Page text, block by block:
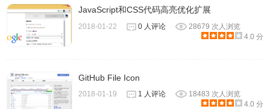
JavaScript和CSS代码高亮优化扩展
2018-01-22 0 人评论
28679 次人浏览
4.0 分
GitHub File Icon
2018-01-19 1 人评论
18483 次人浏览
4.0 分